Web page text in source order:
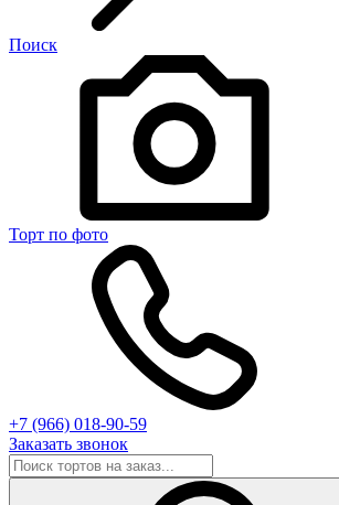
Поиск
Торт по фото
+7 (966) 018-90-59
Заказать звонок